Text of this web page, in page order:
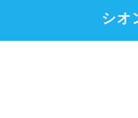
シオ